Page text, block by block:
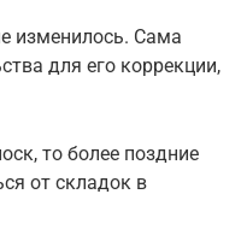
изменилось. Сама
для его коррекции,
то более поздние
от складок в